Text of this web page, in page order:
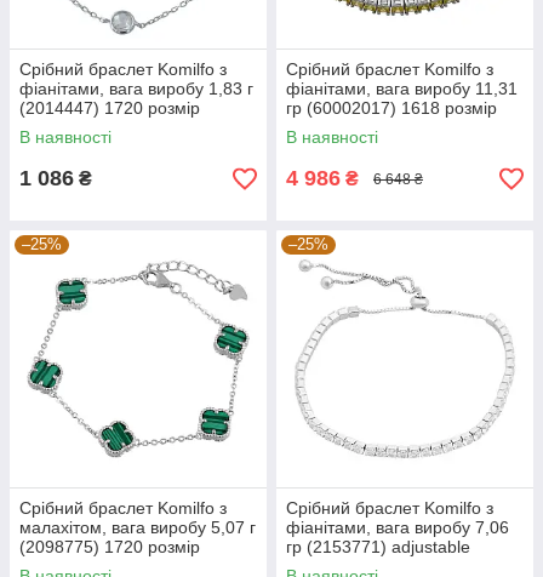
Срібний браслет Komilfo з
фіанітами, вага виробу 1,83 г
(2014447) 1720 розмір
В наявності
1 086 ₴
Срібний браслет Komilfo з
фіанітами, вага виробу 11,31
гр (60002017) 1618 розмір
В наявності
4 986 ₴ 6 648 ₴
–25%
Срібний браслет Komilfo з
малахітом, вага виробу 5,07 г
(2098775) 1720 розмір
–25%
Срібний браслет Komilfo з
фіанітами, вага виробу 7,06
гр (2153771) adjustable
розмір